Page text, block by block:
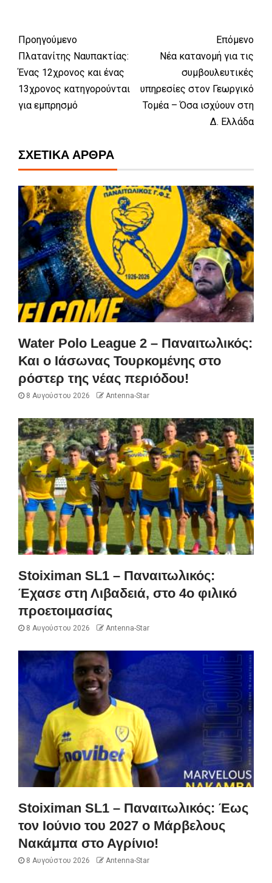
Προηγούμενο
Πλατανίτης Ναυπακτίας:
Ένας 12χρονος και ένας
13χρονος κατηγορούνται
για εμπρησμό
Επόμενο
Νέα κατανομή για τις
συμβουλευτικές
υπηρεσίες στον Γεωργικό
Τομέα – Όσα ισχύουν στη
Δ. Ελλάδα
ΣΧΕΤΙΚΆ ΆΡΘΡΑ
Water Polo League 2 – Παναιτωλικός:
Και ο Ιάσωνας Τουρκομένης στο
ρόστερ της νέας περιόδου!
8 Αυγούστου 2026 Antenna-Star
Stoiximan SL1 – Παναιτωλικός:
Έχασε στη Λιβαδειά, στο 4ο φιλικό
προετοιμασίας
8 Αυγούστου 2026 Antenna-Star
Stoiximan SL1 – Παναιτωλικός: Έως
τον Ιούνιο του 2027 ο Μάρβελους
Νακάμπα στο Αγρίνιο!
8 Αυγούστου 2026 Antenna-Star